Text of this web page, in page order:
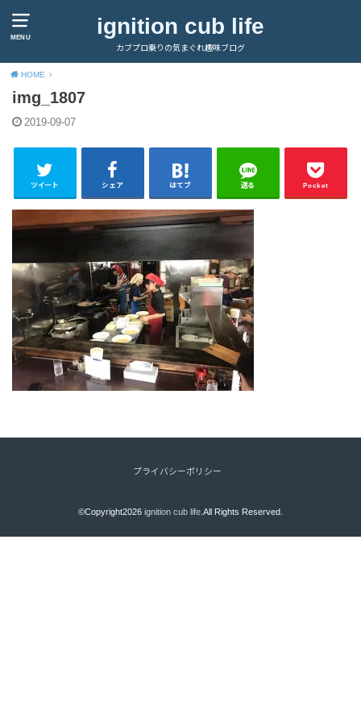
MENU ignition cub life
カブプロ乗りの気まぐれ趣味ブログ
HOME
img_1807
2019-09-07
ツイート シェア はてブ 送る Pocket
プライバシーポリシー
©Copyright2026 ignition cub life.All Rights Reserved.